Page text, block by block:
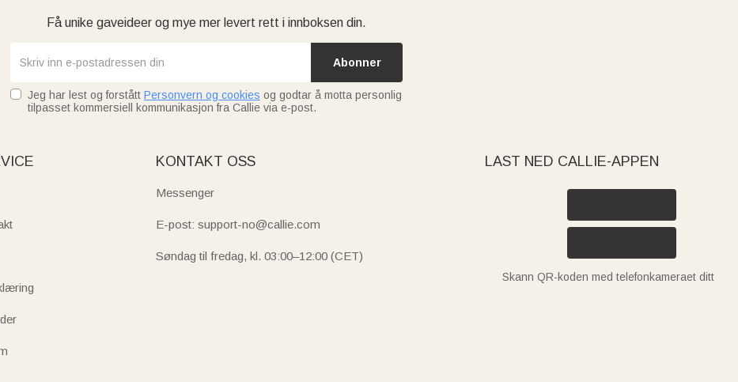
Få unike gaveideer og mye mer levert rett i innboksen din.
Abonner
Jeg har lest og forstått Personvern og cookies og godtar å motta personlig
tilpasset kommersiell kommunikasjon fra Callie via e-post.
KONTAKT OSS
Messenger
E-post: support-no@callie.com
Søndag til fredag, kl. 03:00–12:00 (CET)
LAST NED CALLIE-APPEN
Skann QR-koden med telefonkameraet ditt